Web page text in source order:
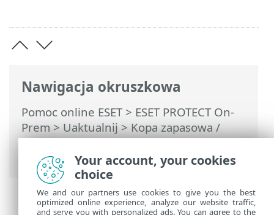
Nawigacja okruszkowa
Pomoc online ESET> ESET PROTECT On-
Prem>Uaktualnij>Kopa zapasowa /
aktualizacja serwera bazy danych>
Uaktualnianie serwera baz danych
Your account, your cookies
choice
We and our partners use cookies to give you the best
optimized online experience, analyze our website traffic,
and serve you with personalized ads. You can agree to the